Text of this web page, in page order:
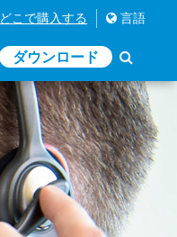
どこで購入する 言語
ダウンロード